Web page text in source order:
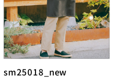
sm25018_new